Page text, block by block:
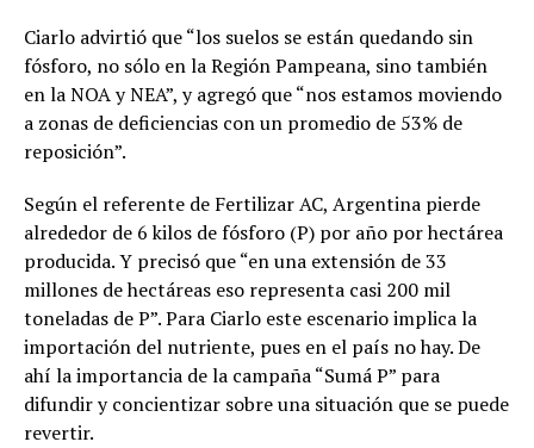
Ciarlo advirtió que “los suelos se están quedando sin
fósforo, no sólo en la Región Pampeana, sino también
en la NOA y NEA”, y agregó que “nos estamos moviendo
a zonas de deficiencias con un promedio de 53% de
reposición”.
Según el referente de Fertilizar AC, Argentina pierde
alrededor de 6 kilos de fósforo (P) por año por hectárea
producida. Y precisó que “en una extensión de 33
millones de hectáreas eso representa casi 200 mil
toneladas de P”. Para Ciarlo este escenario implica la
importación del nutriente, pues en el país no hay. De
ahí la importancia de la campaña “Sumá P” para
difundir y concientizar sobre una situación que se puede
revertir.